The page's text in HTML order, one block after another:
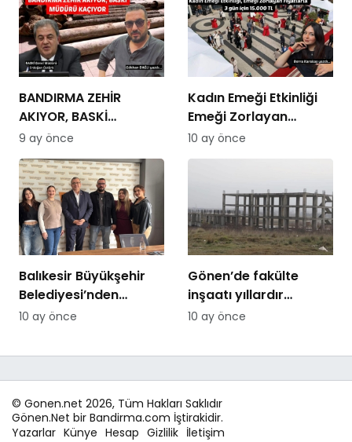
BANDIRMA ZEHİR
AKIYOR, BASKİ
MÜDÜRÜ KAÇIYOR
9 ay önce
Kadın Emeği Etkinliği
Emeği Zorlayan
Fiyatlarla: 3 Gün İçin
15.000 TL
10 ay önce
Balıkesir Büyükşehir
Belediyesi’nden
Bandirmacom’a
10 ay önce
Gönen’de fakülte
inşaatı yıllardır
tamamlanamıyor:
başlatılan proje
10 ay önce
© Gonen.net 2026, Tüm Hakları Saklıdır
Gönen.Net bir Bandirma.com İştirakidir.
Yazarlar Künye Hesap Gizlilik İletişim